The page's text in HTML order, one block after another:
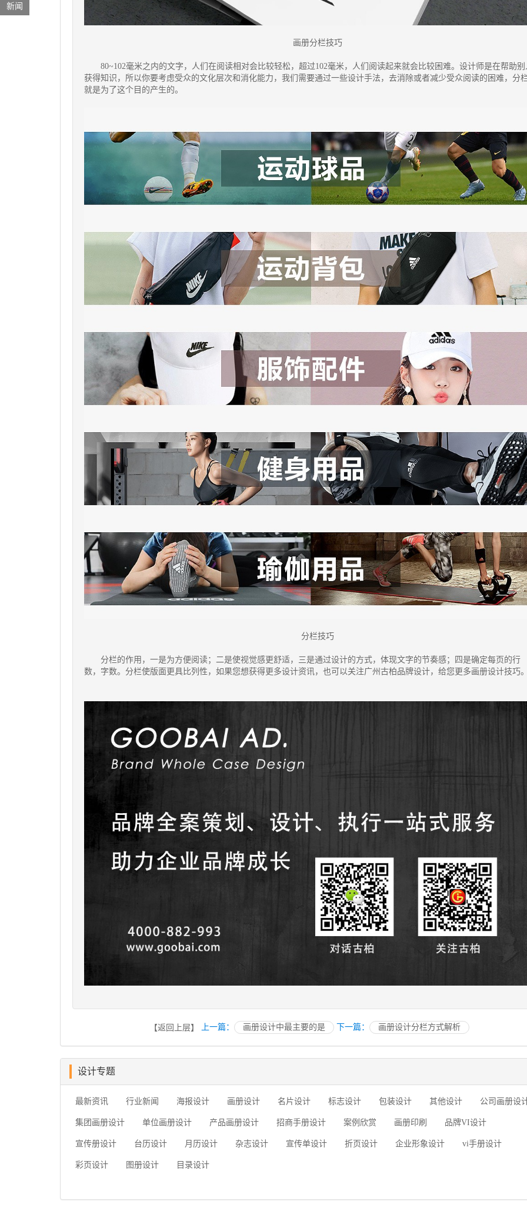
画册分栏技巧
80~102毫米之内的文字，人们在阅读相对会比较轻松，超过102毫米，人们阅读起来就会比较困难。设计师是在帮助别
获得知识，所以你要考虑受众的文化层次和消化能力，我们需要通过一些设计手法，去消除或者减少受众阅读的困难，分
就是为了这个目的产生的。
分栏技巧
分栏的作用，一是为方便阅读；二是使视觉感更舒适，三是通过设计的方式，体现文字的节奏感；四是确定每页的行
数，字数。分栏使版面更具比列性，如果您想获得更多设计资讯，也可以关注广州古柏品牌设计，给您更多画册设计技巧
【返回上层】 上一篇： 画册设计中最主要的是 下一篇： 画册设计分栏方式解析
设计专题
最新资讯 行业新闻 海报设计 画册设计 名片设计 标志设计 包装设计 其他设计 公司画册设
集团画册设计 单位画册设计 产品画册设计 招商手册设计 案例欣赏 画册印刷 品牌VI设计
宣传册设计 台历设计 月历设计 杂志设计 宣传单设计 折页设计 企业形象设计 vi手册设计
彩页设计 图册设计 目录设计
新闻